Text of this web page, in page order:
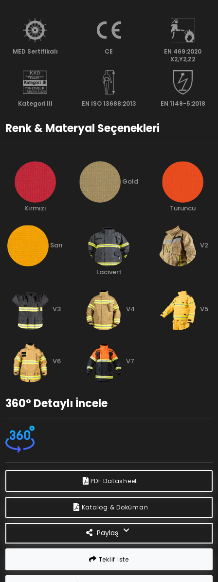
MED Sertifikalı CE
EN 469:2020
X2,Y2,Z2
Kategori lll EN ISO 13688:2013 EN 1149-5:2018
Renk & Materyal Seçenekleri
Kırmızı
Gold
Turuncu
Sarı
Lacivert
V2
V3 V4 V5
V6 V7
360° Detaylı İncele
PDF Datasheet
Katalog & Doküman
Paylaş
Teklif İste